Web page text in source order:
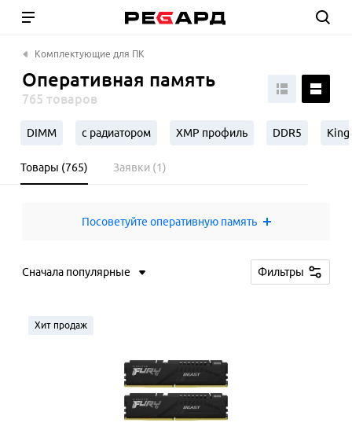
Комплектующие для ПК
Оперативная память
765 товаров
DIMM с радиатором XMP профиль DDR5
Товары (765) Заявки (1)
Посоветуйте оперативную память
Сначала популярные Фильтры
Хит продаж